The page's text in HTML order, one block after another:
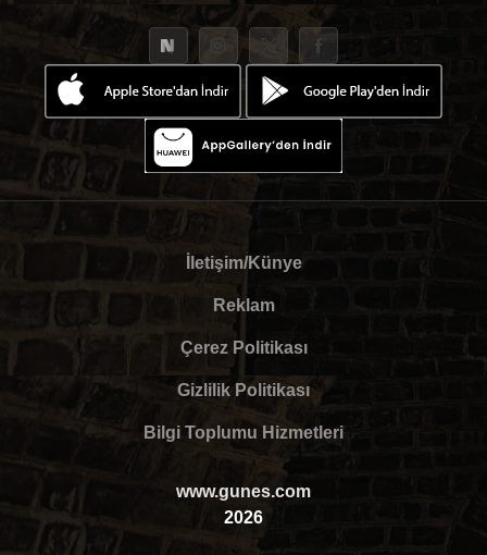
İletişim/Künye
Reklam
Çerez Politikası
Gizlilik Politikası
Bilgi Toplumu Hizmetleri
www.gunes.com
2026